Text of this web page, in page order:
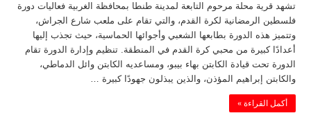
تشهد قرية محلة مرحوم التابعة لمدينة طنطا بمحافظة الغربية فعاليات دورة
فلسطين الرمضانية لكرة القدم، والتي تقام على ملعب شارع الجراش،
وتتميز هذه الدورة بطابعها الشعبي وأجوائها الحماسية، حيث تجذب إليها
أعدادًا كبيرة من محبي كرة القدم في المنطقة. تنظيم وإدارة الدورة تقام
الدورة تحت قيادة الكابتن بهاء بيبو، ومساعديه الكابتن وائل الدماطي،
والكابتن إبراهيم المؤذن، والذين يبذلون جهودًا كبيرة …
أكمل القراءة »